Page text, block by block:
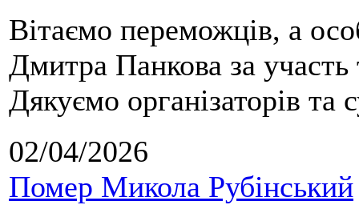
Вітаємо переможців, а
Дмитра Панкова за
Дякуємо організаторів та
02/04/2026
Помер Микола Рубінський